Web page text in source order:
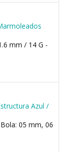
mm / 14 G -
Azul /
05 mm, 06